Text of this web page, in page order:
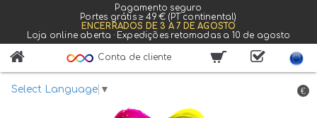
Pagamento seguro
Portes grátis ≥ 49 € (PT continental)
ENCERRADOS DE 3 A 7 DE AGOSTO
Loja online aberta · Expedições retomadas a 10 de agosto
Select Language ▼
Conta de cliente
€